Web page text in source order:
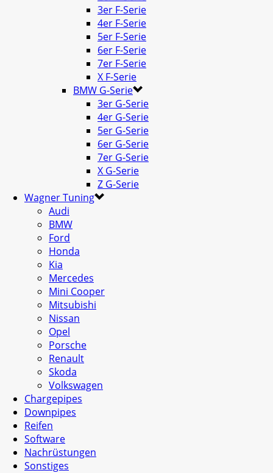
3er F-Serie
4er F-Serie
5er F-Serie
6er F-Serie
7er F-Serie
X F-Serie
BMW G-Serie
3er G-Serie
4er G-Serie
5er G-Serie
6er G-Serie
7er G-Serie
X G-Serie
Z G-Serie
Wagner Tuning
Audi
BMW
Ford
Honda
Kia
Mercedes
Mini Cooper
Mitsubishi
Nissan
Opel
Porsche
Renault
Skoda
Volkswagen
Chargepipes
Downpipes
Reifen
Software
Nachrüstungen
Sonstiges